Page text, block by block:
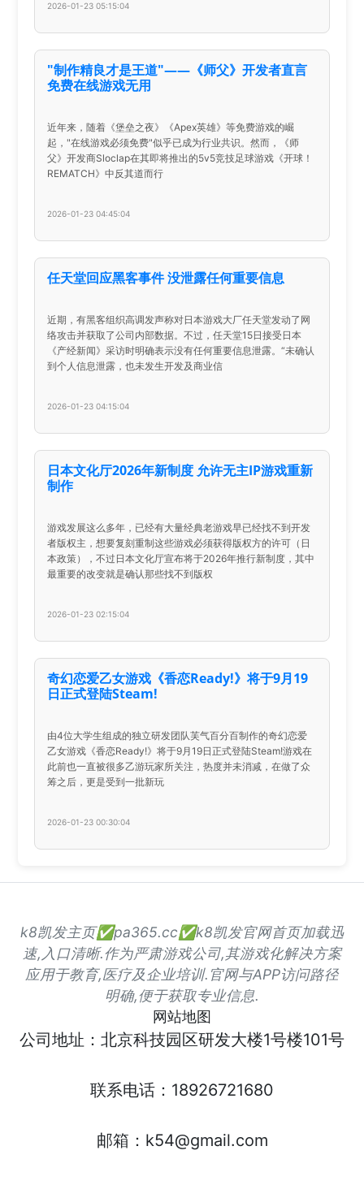
2026-01-23 05:15:04
"制作精良才是王道"——《师父》开发者直言
免费在线游戏无用
近年来，随着《堡垒之夜》《Apex英雄》等免费游戏的崛
起，"在线游戏必须免费"似乎已成为行业共识。然而，《师
父》开发商Sloclap在其即将推出的5v5竞技足球游戏《开球！
REMATCH》中反其道而行
2026-01-23 04:45:04
任天堂回应黑客事件 没泄露任何重要信息
近期，有黑客组织高调发声称对日本游戏大厂任天堂发动了网
络攻击并获取了公司内部数据。不过，任天堂15日接受日本
《产经新闻》采访时明确表示没有任何重要信息泄露。“未确认
到个人信息泄露，也未发生开发及商业信
2026-01-23 04:15:04
日本文化厅2026年新制度 允许无主IP游戏重新
制作
游戏发展这么多年，已经有大量经典老游戏早已经找不到开发
者版权主，想要复刻重制这些游戏必须获得版权方的许可（日
本政策），不过日本文化厅宣布将于2026年推行新制度，其中
最重要的改变就是确认那些找不到版权
2026-01-23 02:15:04
奇幻恋爱乙女游戏《香恋Ready!》将于9月19
日正式登陆Steam!
由4位大学生组成的独立研发团队芙气百分百制作的奇幻恋爱
乙女游戏《香恋Ready!》将于9月19日正式登陆Steam!游戏在
此前也一直被很多乙游玩家所关注，热度并未消减，在做了众
筹之后，更是受到一批新玩
2026-01-23 00:30:04
k8凯发主页✅pa365.cc✅k8凯发官网首页加载迅
速,入口清晰.作为严肃游戏公司,其游戏化解决方案
应用于教育,医疗及企业培训.官网与APP访问路径
明确,便于获取专业信息.
网站地图
公司地址：北京科技园区研发大楼1号楼101号
联系电话：18926721680
邮箱：k54@gmail.com